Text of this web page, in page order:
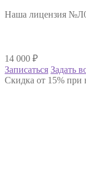
Наша лицензия
14 000 ₽
Записаться Задать
Скидка от 15% при